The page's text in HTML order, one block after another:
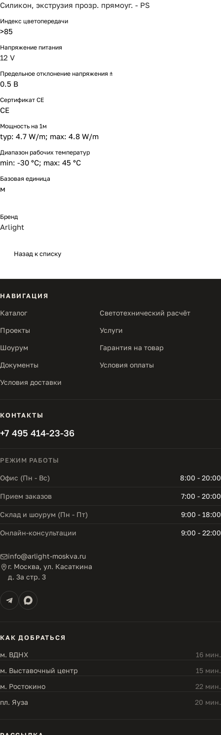
Силикон, экструзия прозр. прямоуг. - PS
Индекс цветопередачи
>85
Напряжение питания
12 V
Предельное отклонение напряжения ±
0.5 В
Сертификат CE
CE
Мощность на 1м
typ: 4.7 W/m; max: 4.8 W/m
Диапазон рабочих температур
min: -30 °C; max: 45 °C
Базовая единица
м
Бренд
Arlight
Назад к списку
НАВИГАЦИЯ
Каталог Светотехнический расчёт
Проекты Услуги
Шоурум Гарантия на товар
Документы Условия оплаты
Условия доставки
КОНТАКТЫ
+7 495 414-23-36
РЕЖИМ РАБОТЫ
Офис (Пн - Вс) 8:00 - 20:00
Прием заказов 7:00 - 20:00
Склад и шоурум (Пн - Пт) 9:00 - 18:00
Онлайн-консультации 9:00 - 22:00
info@arlight-moskva.ru
г. Москва, ул. Касаткина
д. 3а стр. 3
КАК ДОБРАТЬСЯ
м. ВДНХ
16 мин.
м. Выставочный центр
15 мин.
м. Ростокино
22 мин.
пл. Яуза
20 мин.